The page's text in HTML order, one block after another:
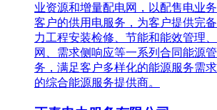
业资源和增量配电网，以配售电业
客户的供用电服务，为客户提供完
力工程安装检修、节能和能效管理
网、需求侧响应等一系列合同能源
务，满足客户多样化的能源服务需
的综合能源服务提供商。